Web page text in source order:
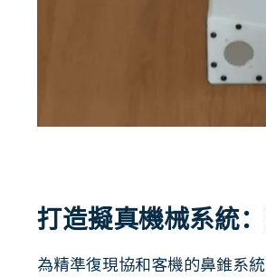
打造擬真機械系統
為精準復現協和客機的鼻錐系